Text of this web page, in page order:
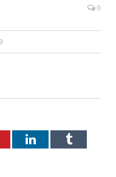
0
LinkedInTumblr